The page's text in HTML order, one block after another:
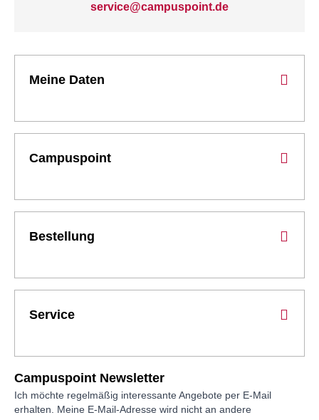
service@campuspoint.de
Meine Daten
Campuspoint
Bestellung
Service
Campuspoint Newsletter
Ich möchte regelmäßig interessante Angebote per E-Mail
erhalten. Meine E-Mail-Adresse wird nicht an andere